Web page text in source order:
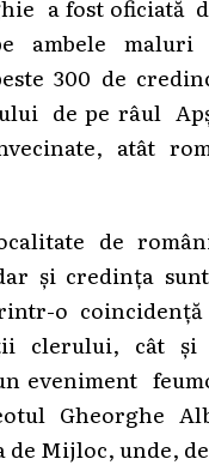
a fost oficiată
ambele
300 de
de pe râul
atât
de
și credința
o
clerului, cât și
eveniment
Gheorghe
de Mijloc, unde,